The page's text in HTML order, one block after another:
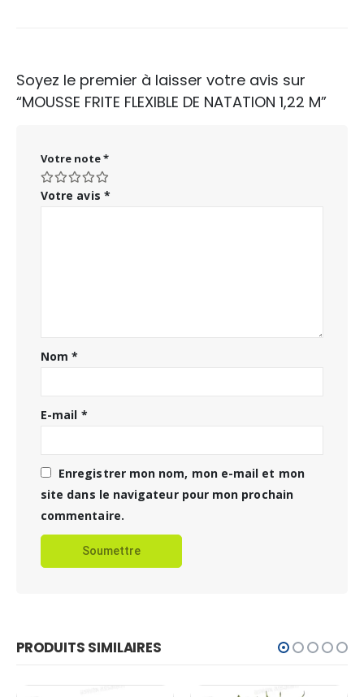
Soyez le premier à laisser votre avis sur
“MOUSSE FRITE FLEXIBLE DE NATATION 1,22 M”
Votre note*
Votre avis *
Nom*
E-mail *
Enregistrer mon nom, mon e-mail et mon
site dans le navigateur pour mon prochain
commentaire.
PRODUITS SIMILAIRES